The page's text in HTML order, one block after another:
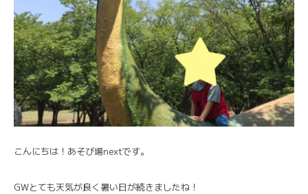
こんにちは！あそび場nextです。
GWとても天気が良く暑い日が続きましたね！